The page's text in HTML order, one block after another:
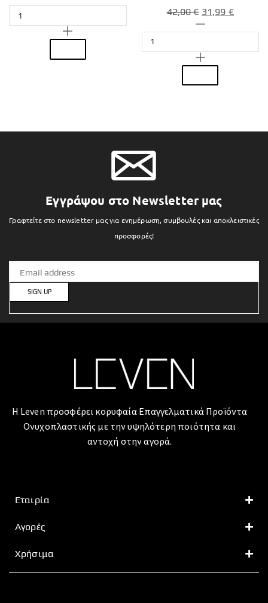
42,00€ 31,99 €
Εγγράψου στο Newsletter μας
Γραφτείτε στο newsletter μας για ενημέρωση, συμβουλές και αποκλειστικές
προσφορές!
Η Leven προσφέρει κορυφαία Επαγγελματικά Προϊόντα
Ονυχοπλαστικής με την υψηλότερη ποιότητα και
αντοχή στην αγορά.
Εταιρία
Αγορές
Χρήσιμα